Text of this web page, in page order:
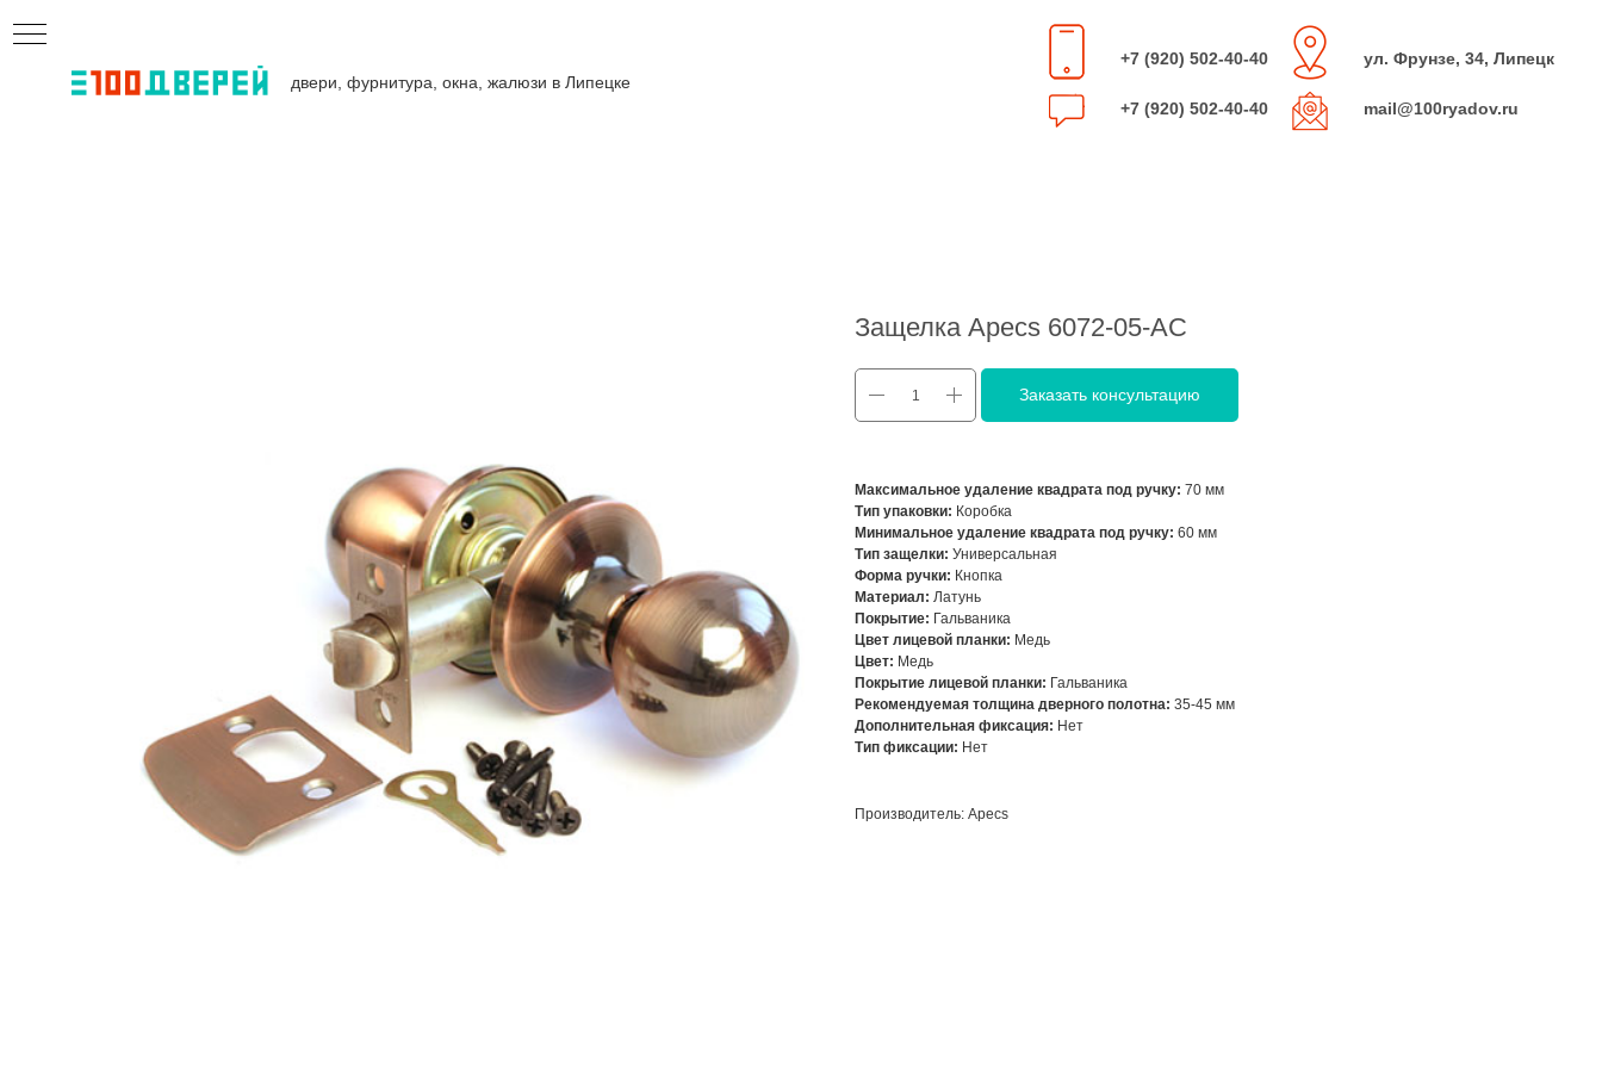
двери, фурнитура, окна, жалюзи в Липецке
+7 (920) 502-40-40
+7 (920) 502-40-40
ул. Фрунзе, 34, Липецк
mail@100ryadov.ru
Защелка Apecs 6072-05-АС
Заказать консультацию
Максимальное удаление квадрата под ручку: 70 мм
Тип упаковки: Коробка
Минимальное удаление квадрата под ручку: 60 мм
Тип защелки: Универсальная
Форма ручки: Кнопка
Материал: Латунь
Покрытие: Гальваника
Цвет лицевой планки: Медь
Цвет: Медь
Покрытие лицевой планки: Гальваника
Рекомендуемая толщина дверного полотна: 35-45 мм
Дополнительная фиксация: Нет
Тип фиксации: Нет
Производитель: Apecs